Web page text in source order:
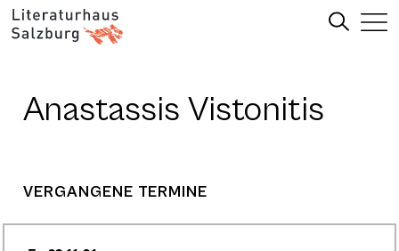
Anastassis Vistonitis
VERGANGENE TERMINE